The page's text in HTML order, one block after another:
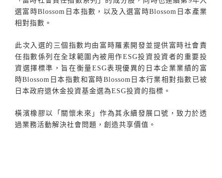
選富時Blossom 日本指數，以及入選富時Blossom 日本產業
相對指數。
此次入選的三個指數均由富時羅素開發並提供富時社會責
任指數係列在全球範圍內被用作ESG投資投資者的重要投
資選擇標準，旨在衡量ESG表現優異的日本企業業績的富
時Blossom 日本指數和富時Blossom 日本行業相對指數已被
日本政府退休金投資基金選為ESG投資的指標。
橫濱橡膠以「關懷未來」作為其永續發展口號，致力於透
過業務活動解決社會問題，創造共享價值。